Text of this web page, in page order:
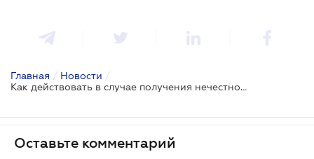
Главная / Новости /
Как действовать в случае получения нечестной платежки за коммунальные услуги
Оставьте комментарий